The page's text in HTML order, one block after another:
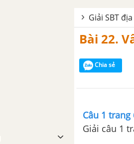
Giải SBT
Bài 22.
Chia sẻ
Câu 1 trang
Giải câu 1